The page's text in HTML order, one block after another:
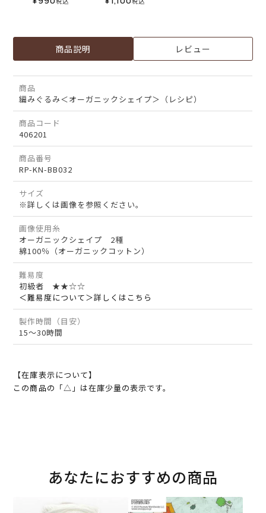
商品説明 レビュー
商品
編みぐるみ＜オーガニックシェイプ＞（レシピ）
商品コード
406201
商品番号
RP-KN-BB032
サイズ
※詳しくは画像を参照ください。
画像使用糸
オーガニックシェイプ 2種
綿100％（オーガニックコットン）
難易度
初級者 ★★☆☆
＜難易度について＞詳しくはこちら
製作時間（目安）
15～30時間
【在庫表示について】
この商品の「△」は在庫少量の表示です。
あなたにおすすめの商品